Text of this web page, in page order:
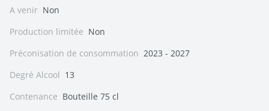
A venir Non
Production limitée Non
Préconisation de consommation 2023 - 2027
Degré Alcool 13
Contenance Bouteille 75 cl